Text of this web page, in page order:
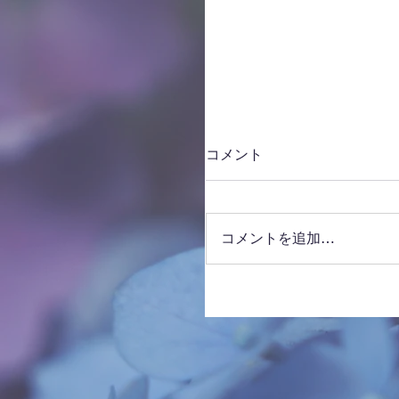
コメント
コメントを追加…